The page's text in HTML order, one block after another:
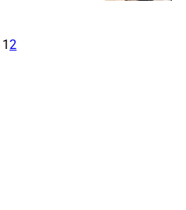
1 2